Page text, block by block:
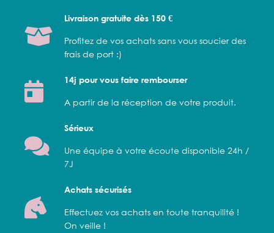
Livraison gratuite dès 150 €
Profitez de vos achats sans vous soucier des
frais de port :)
14j pour vous faire rembourser
A partir de la réception de votre produit.
Sérieux
Une équipe à votre écoute disponible 24h /
7J
Achats sécurisés
Effectuez vos achats en toute tranquilité !
On veille !